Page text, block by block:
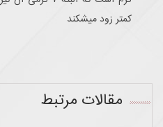
کمتر زود میشکند
مقالات مرتبط